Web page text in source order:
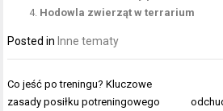
Hodowla zwierząt w terrarium
Posted in Inne tematy
Nawigacja
wpisu
Co jeść po treningu? Kluczowe
zasady posiłku potreningowego